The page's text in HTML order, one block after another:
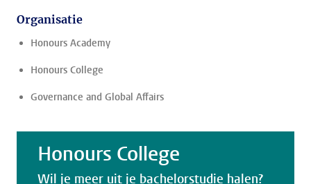
Organisatie
Honours Academy
Honours College
Governance and Global Affairs
Honours College
Wil je meer uit je bachelorstudie halen?